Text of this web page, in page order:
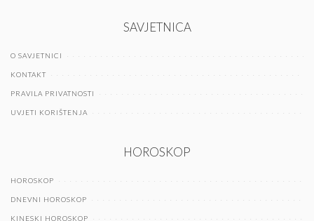
SAVJETNICA
O SAVJETNICI
KONTAKT
PRAVILA PRIVATNOSTI
UVJETI KORIŠTENJA
HOROSKOP
HOROSKOP
DNEVNI HOROSKOP
KINESKI HOROSKOP